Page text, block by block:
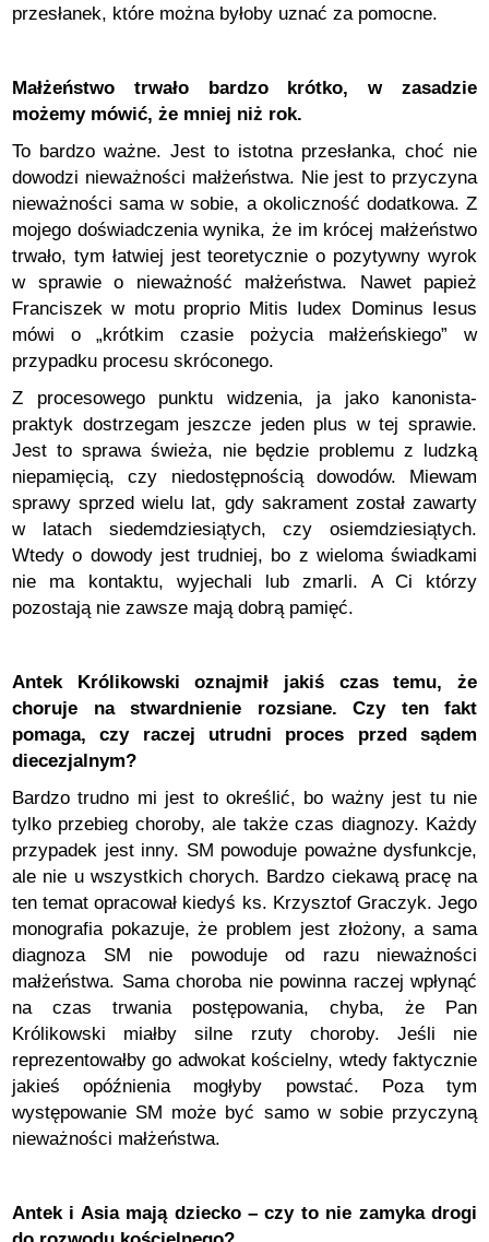
przesłanek, które można byłoby uznać za pomocne.
Małżeństwo trwało bardzo krótko, w zasadzie
możemy mówić, że mniej niż rok.
To bardzo ważne. Jest to istotna przesłanka, choć nie
dowodzi nieważności małżeństwa. Nie jest to przyczyna
nieważności sama w sobie, a okoliczność dodatkowa. Z
mojego doświadczenia wynika, że im krócej małżeństwo
trwało, tym łatwiej jest teoretycznie o pozytywny wyrok
w sprawie o nieważność małżeństwa. Nawet papież
Franciszek w motu proprio Mitis Iudex Dominus Iesus
mówi o „krótkim czasie pożycia małżeńskiego” w
przypadku procesu skróconego.
Z procesowego punktu widzenia, ja jako kanonista-
praktyk dostrzegam jeszcze jeden plus w tej sprawie.
Jest to sprawa świeża, nie będzie problemu z ludzką
niepamięcią, czy niedostępnością dowodów. Miewam
sprawy sprzed wielu lat, gdy sakrament został zawarty
w latach siedemdziesiątych, czy osiemdziesiątych.
Wtedy o dowody jest trudniej, bo z wieloma świadkami
nie ma kontaktu, wyjechali lub zmarli. A Ci którzy
pozostają nie zawsze mają dobrą pamięć.
Antek Królikowski oznajmił jakiś czas temu, że
choruje na stwardnienie rozsiane. Czy ten fakt
pomaga, czy raczej utrudni proces przed sądem
diecezjalnym?
Bardzo trudno mi jest to określić, bo ważny jest tu nie
tylko przebieg choroby, ale także czas diagnozy. Każdy
przypadek jest inny. SM powoduje poważne dysfunkcje,
ale nie u wszystkich chorych. Bardzo ciekawą pracę na
ten temat opracował kiedyś ks. Krzysztof Graczyk. Jego
monografia pokazuje, że problem jest złożony, a sama
diagnoza SM nie powoduje od razu nieważności
małżeństwa. Sama choroba nie powinna raczej wpłynąć
na czas trwania postępowania, chyba, że Pan
Królikowski miałby silne rzuty choroby. Jeśli nie
reprezentowałby go adwokat kościelny, wtedy faktycznie
jakieś opóźnienia mogłyby powstać. Poza tym
występowanie SM może być samo w sobie przyczyną
nieważności małżeństwa.
Antek i Asia mają dziecko – czy to nie zamyka drogi